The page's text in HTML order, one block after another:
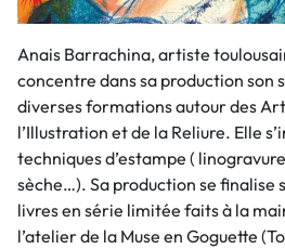
Anais Barrachina, artiste
concentre dans sa production son
diverses formations autour des
l’Illustration et de la Reliure. Elle
techniques d’estampe (
sèche…). Sa production se finalise
livres en série limitée faits à la
l’atelier de la Muse en Goguette